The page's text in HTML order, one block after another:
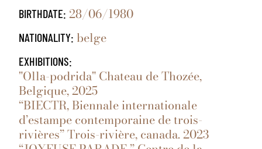
BIRTHDATE: 28/06/1980
NATIONALITY: belge
EXHIBITIONS:
"Olla-podrida" Chateau de Thozée,
Belgique, 2025
“BIECTR, Biennale internationale
d’estampe contemporaine de trois-
rivières” Trois-rivière, canada. 2023